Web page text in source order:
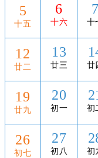
5
十五
6
十六
7
十
12
廿二
13
廿三 廿
19
廿九
20
初一 初
26
初七
27
初八 初